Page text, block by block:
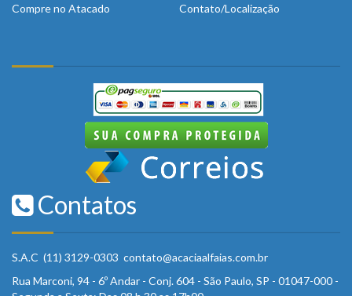
Compre no Atacado
Contato/Localização
Contatos
S.A.C (11) 3129-0303 contato@acaciaalfaias.com.br
Rua Marconi, 94 - 6º Andar - Conj. 604 - São Paulo, SP - 01047-000 -